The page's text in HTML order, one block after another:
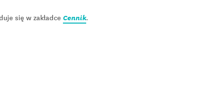
się w zakładce Cennik.